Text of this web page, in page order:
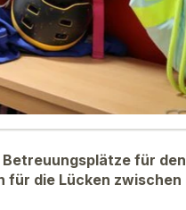
für den
für die Lücken zwischen